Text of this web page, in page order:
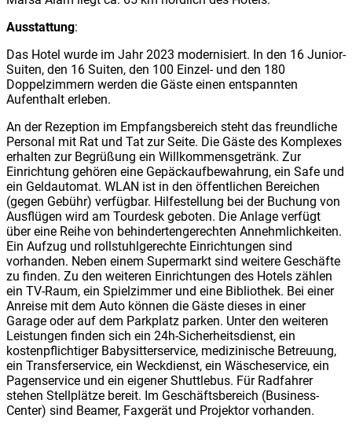
Ausstattung:
Das Hotel wurde im Jahr 2023 modernisiert. In den 16 Junior-
Suiten, den 16 Suiten, den 100 Einzel- und den 180
Doppelzimmern werden die Gäste einen entspannten
Aufenthalt erleben.
An der Rezeption im Empfangsbereich steht das freundliche
Personal mit Rat und Tat zur Seite. Die Gäste des Komplexes
erhalten zur Begrüßung ein Willkommensgetränk. Zur
Einrichtung gehören eine Gepäckaufbewahrung, ein Safe und
ein Geldautomat. WLAN ist in den öffentlichen Bereichen
(gegen Gebühr) verfügbar. Hilfestellung bei der Buchung von
Ausflügen wird am Tourdesk geboten. Die Anlage verfügt
über eine Reihe von behindertengerechten Annehmlichkeiten.
Ein Aufzug und rollstuhlgerechte Einrichtungen sind
vorhanden. Neben einem Supermarkt sind weitere Geschäfte
zu finden. Zu den weiteren Einrichtungen des Hotels zählen
ein TV-Raum, ein Spielzimmer und eine Bibliothek. Bei einer
Anreise mit dem Auto können die Gäste dieses in einer
Garage oder auf dem Parkplatz parken. Unter den weiteren
Leistungen finden sich ein 24h-Sicherheitsdienst, ein
kostenpflichtiger Babysitterservice, medizinische Betreuung,
ein Transferservice, ein Weckdienst, ein Wäscheservice, ein
Pagenservice und ein eigener Shuttlebus. Für Radfahrer
stehen Stellplätze bereit. Im Geschäftsbereich (Business-
Center) sind Beamer, Faxgerät und Projektor vorhanden.